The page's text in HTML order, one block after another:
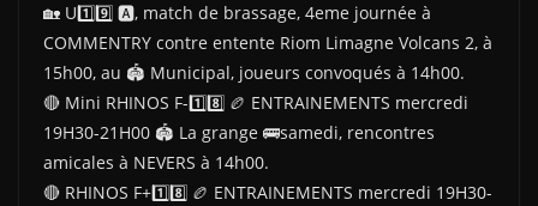
🏡 U1️⃣9️⃣ 🅰️, match de brassage, 4eme journée à
COMMENTRY contre entente Riom Limagne Volcans 2, à
15h00, au 🏟 Municipal, joueurs convoqués à 14h00.
🔴 Mini RHINOS F-1️⃣8️⃣ 🏉 ENTRAINEMENTS mercredi
19H30-21H00 🏟 La grange 🚌samedi, rencontres
amicales à NEVERS à 14h00.
🔴 RHINOS F+1️⃣8️⃣ 🏉 ENTRAINEMENTS mercredi 19H30-